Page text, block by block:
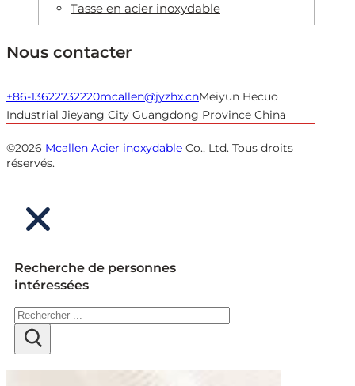
Tasse en acier inoxydable
Nous contacter
+86-13622732220mcallen@jyzhx.cnMeiyun Hecuo
Industrial Jieyang City Guangdong Province China
©2026 Mcallen Acier inoxydable Co., Ltd. Tous droits
réservés.
Recherche de personnes
intéressées
Rechercher